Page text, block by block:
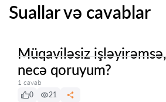
Suallar və cavablar
Müqaviləsiz
necə qoruyum?
1 cavab
0
21